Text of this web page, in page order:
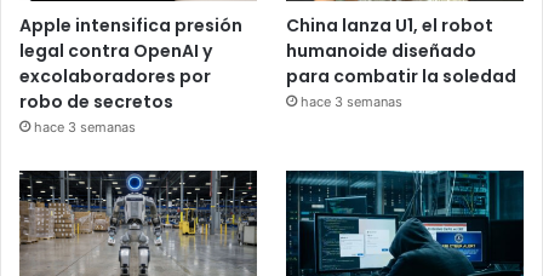
Apple intensifica presión
legal contra OpenAI y
excolaboradores por
robo de secretos
hace 3 semanas
China lanza U1, el robot
humanoide diseñado
para combatir la soledad
hace 3 semanas